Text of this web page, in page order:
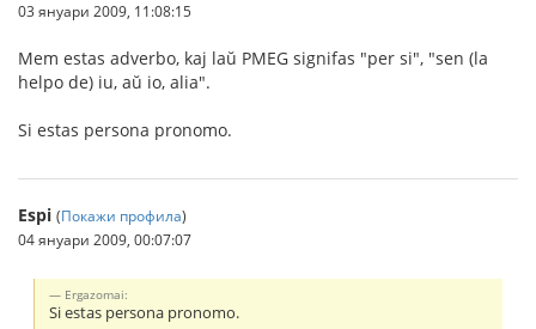
03 януари 2009, 11:08:15
Mem estas adverbo, kaj laŭ PMEG signifas "per si", "sen (la
helpo de) iu, aŭ io, alia".
Si estas persona pronomo.
Espi (Покажи профила)
04 януари 2009, 00:07:07
Ergazomai:
Si estas persona pronomo.